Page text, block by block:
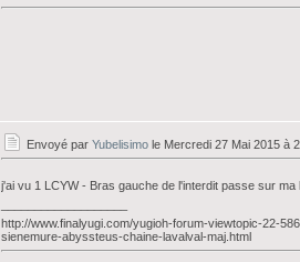
Envoyé par Yubelisimo le Mercredi 27 Mai 2015 à
j'ai vu 1 LCYW - Bras gauche de l'interdit passe sur ma
http://www.finalyugi.com/yugioh-forum-viewtopic-22-
sienemure-abyssteus-chaine-lavalval-maj.html